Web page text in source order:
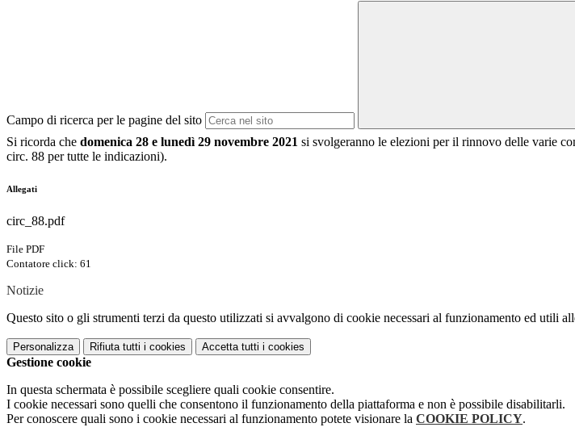
Campo di ricerca per le pagine del sito
Si ricorda che domenica 28 e lunedì 29 novembre 2021 si svolgeranno le elezioni per il rinnovo delle varie
circ. 88 per tutte le indicazioni).
Allegati
circ_88.pdf
File PDF
Contatore click: 61
Notizie
Questo sito o gli strumenti terzi da questo utilizzati si avvalgono di cookie necessari al funzionamento ed utili
Personalizza Rifiuta tutti i cookies Accetta tutti i cookies
Gestione cookie
In questa schermata è possibile scegliere quali cookie consentire.
I cookie necessari sono quelli che consentono il funzionamento della piattaforma e non è possibile disabilitarli.
Per conoscere quali sono i cookie necessari al funzionamento potete visionare la COOKIE POLICY.